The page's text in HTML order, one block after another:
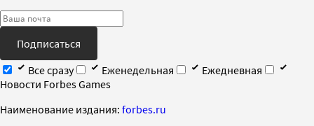
Подписаться
Все сразу
Еженедельная
Ежедневная
Новости Forbes Games
Наименование издания: forbes.ru